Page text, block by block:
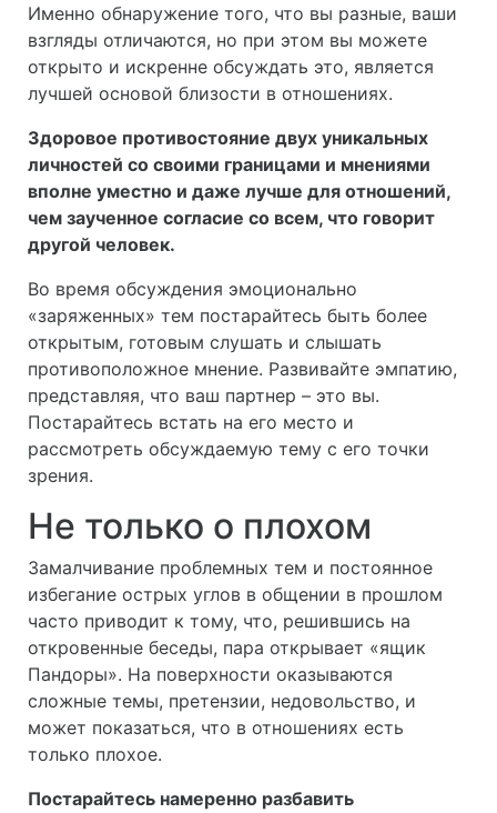
Именно обнаружение того, что вы разные, ваши
взгляды отличаются, но при этом вы можете
открыто и искренне обсуждать это, является
лучшей основой близости в отношениях.
Здоровое противостояние двух уникальных
личностей со своими границами и мнениями
вполне уместно и даже лучше для отношений,
чем заученное согласие со всем, что говорит
другой человек.
Во время обсуждения эмоционально
«заряженных» тем постарайтесь быть более
открытым, готовым слушать и слышать
противоположное мнение. Развивайте эмпатию,
представляя, что ваш партнер – это вы.
Постарайтесь встать на его место и
рассмотреть обсуждаемую тему с его точки
зрения.
Не только о плохом
Замалчивание проблемных тем и постоянное
избегание острых углов в общении в прошлом
часто приводит к тому, что, решившись на
откровенные беседы, пара открывает «ящик
Пандоры». На поверхности оказываются
сложные темы, претензии, недовольство, и
может показаться, что в отношениях есть
только плохое.
Постарайтесь намеренно разбавить